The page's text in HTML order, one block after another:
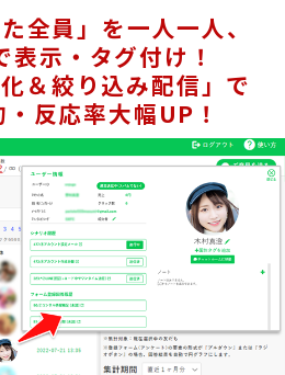
全員」を一人一人、
表示・タグ付け！
＆絞り込み配信」で
反応率大幅UP！